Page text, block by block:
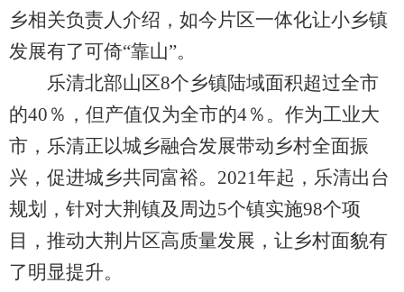
乡相关负责人介绍，如今片区一体化让小乡镇
发展有了可倚“靠山”。
乐清北部山区8个乡镇陆域面积超过全市
的40％，但产值仅为全市的4％。作为工业大
市，乐清正以城乡融合发展带动乡村全面振
兴，促进城乡共同富裕。2021年起，乐清出台
规划，针对大荆镇及周边5个镇实施98个项
目，推动大荆片区高质量发展，让乡村面貌有
了明显提升。